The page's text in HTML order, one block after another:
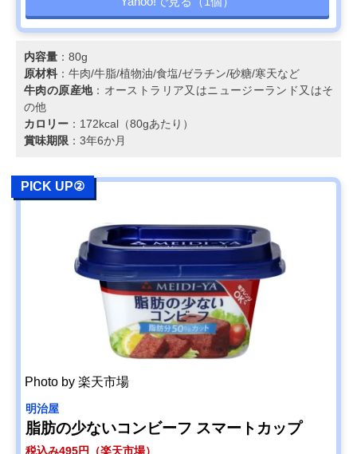
内容量 ：80g
原材料 ：牛肉/牛脂/植物油/食塩/ゼラチン/砂糖/寒天など
牛肉の原産地：オーストラリア又はニュージーランド又はそ
の他
カロリー ：172kcal（80gあたり）
賞味期限 ：3年6か月
PICK UP②
Photo by 楽天市場
明治屋
脂肪の少ないコンビーフ スマートカップ
税込み495円（楽天市場）